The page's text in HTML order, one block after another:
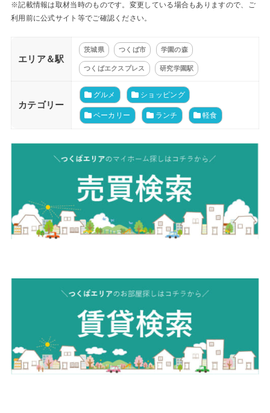
※記載情報は取材当時のものです。変更している場合もありますので、ご
利用前に公式サイト等でご確認ください。
エリア＆駅
茨城県 つくば市 学園の森
つくばエクスプレス 研究学園駅
カテゴリー
グルメ ショッピング
ベーカリー ランチ 軽食